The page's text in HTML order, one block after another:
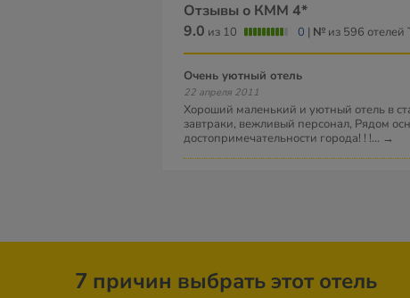
Отзывы о КММ 4*
9.0 из 10 0 | № из 596 отелей
очень уютный отель
22 апреля 2011
Хороший маленький и уютный отель в
завтраки, вежливый персонал, Рядом
достопримечательности города! ! !... →
7 причин выбрать этот отель